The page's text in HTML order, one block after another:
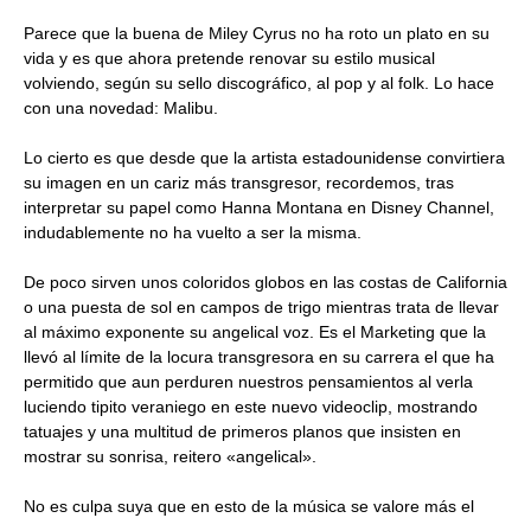
Parece que la buena de Miley Cyrus no ha roto un plato en su
vida y es que ahora pretende renovar su estilo musical
volviendo, según su sello discográfico, al pop y al folk. Lo hace
con una novedad: Malibu.
Lo cierto es que desde que la artista estadounidense convirtiera
su imagen en un cariz más transgresor, recordemos, tras
interpretar su papel como Hanna Montana en Disney Channel,
indudablemente no ha vuelto a ser la misma.
De poco sirven unos coloridos globos en las costas de California
o una puesta de sol en campos de trigo mientras trata de llevar
al máximo exponente su angelical voz. Es el Marketing que la
llevó al límite de la locura transgresora en su carrera el que ha
permitido que aun perduren nuestros pensamientos al verla
luciendo tipito veraniego en este nuevo videoclip, mostrando
tatuajes y una multitud de primeros planos que insisten en
mostrar su sonrisa, reitero «angelical».
No es culpa suya que en esto de la música se valore más el